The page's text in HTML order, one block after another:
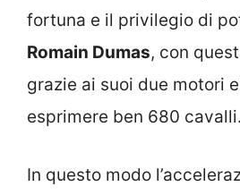
fortuna e il privilegio di
Romain Dumas, con
grazie ai suoi due motori
esprimere ben 680 cavalli.
In questo modo